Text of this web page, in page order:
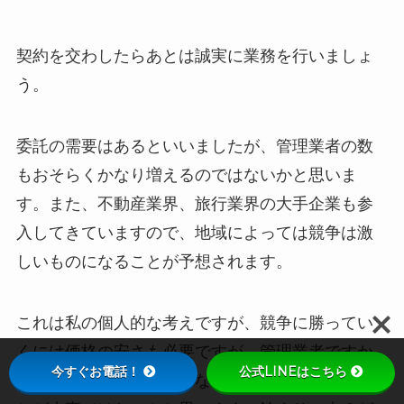
契約を交わしたらあとは誠実に業務を行いましょ
う。
委託の需要はあるといいましたが、管理業者の数
もおそらくかなり増えるのではないかと思いま
す。また、不動産業界、旅行業界の大手企業も参
入してきていますので、地域によっては競争は激
しいものになることが予想されます。
これは私の個人的な考えですが、競争に勝ってい
くには価格の安さも必要ですが、管理業者ですか
ら安心安全快適を間違いなく提供できるというこ
今すぐお電話！ 公式LINEはこちら